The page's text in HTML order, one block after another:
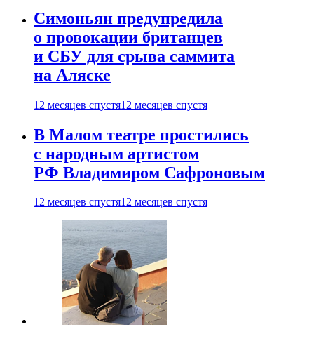
Симоньян предупредила
о провокации британцев
и СБУ для срыва саммита
на Аляске
12 месяцев спустя12 месяцев спустя
В Малом театре простились
с народным артистом
РФ Владимиром Сафроновым
12 месяцев спустя12 месяцев спустя